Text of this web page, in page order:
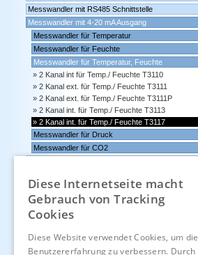
Messwandler mit RS485 Schnittstelle
Messwandler mit 4-20 mA Ausgang
Messwandler für Temperatur
Messwandler für Feuchte
Messwandler für Temperatur, Feuchte
2 Kanal int für Temp./ Feuchte T3110
2 Kanal ext. für Temp./ Feuchte T3111
2 Kanal ext. für Temp./ Feuchte T3111P
2 Kanal int. für Temp./ Feuchte T3113
2 Kanal int. für Temp./ Feuchte T3117
Messwandler für Druck
Messwandler für CO2
Datenlogger, Datenrekorder, Messwandler
Günstige Auslauf-und Demogeräte
Kontakt
Diese Internetseite macht
Gebrauch von Tracking
Cookies
Diese Website verwendet Cookies, um die
Benutzererfahrung zu verbessern. Durch